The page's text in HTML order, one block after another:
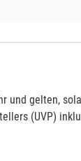
und gelten,
(UVP)